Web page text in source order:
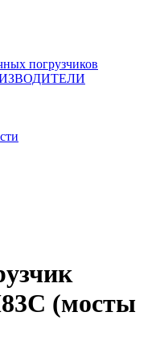
погрузчиков
(мосты